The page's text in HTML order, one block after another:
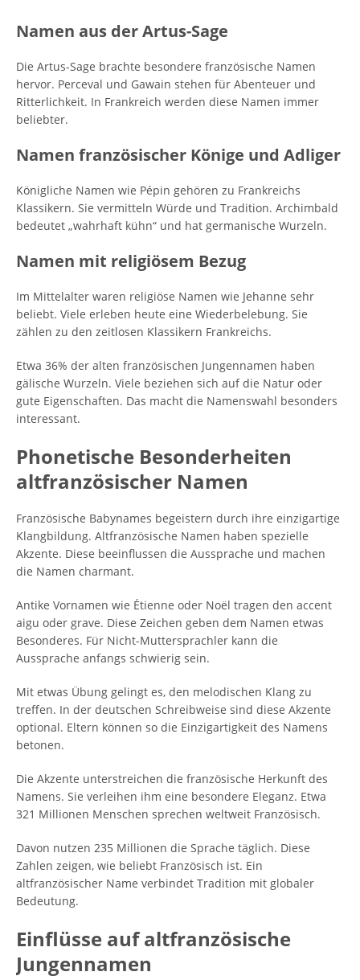
Namen aus der Artus-Sage
Die Artus-Sage brachte besondere französische Namen
hervor. Perceval und Gawain stehen für Abenteuer und
Ritterlichkeit. In Frankreich werden diese Namen immer
beliebter.
Namen französischer Könige und Adliger
Königliche Namen wie Pépin gehören zu Frankreichs
Klassikern. Sie vermitteln Würde und Tradition. Archimbald
bedeutet „wahrhaft kühn“ und hat germanische Wurzeln.
Namen mit religiösem Bezug
Im Mittelalter waren religiöse Namen wie Jehanne sehr
beliebt. Viele erleben heute eine Wiederbelebung. Sie
zählen zu den zeitlosen Klassikern Frankreichs.
Etwa 36% der alten französischen Jungennamen haben
gälische Wurzeln. Viele beziehen sich auf die Natur oder
gute Eigenschaften. Das macht die Namenswahl besonders
interessant.
Phonetische Besonderheiten
altfranzösischer Namen
Französische Babynames begeistern durch ihre einzigartige
Klangbildung. Altfranzösische Namen haben spezielle
Akzente. Diese beeinflussen die Aussprache und machen
die Namen charmant.
Antike Vornamen wie Étienne oder Noël tragen den accent
aigu oder grave. Diese Zeichen geben dem Namen etwas
Besonderes. Für Nicht-Muttersprachler kann die
Aussprache anfangs schwierig sein.
Mit etwas Übung gelingt es, den melodischen Klang zu
treffen. In der deutschen Schreibweise sind diese Akzente
optional. Eltern können so die Einzigartigkeit des Namens
betonen.
Die Akzente unterstreichen die französische Herkunft des
Namens. Sie verleihen ihm eine besondere Eleganz. Etwa
321 Millionen Menschen sprechen weltweit Französisch.
Davon nutzen 235 Millionen die Sprache täglich. Diese
Zahlen zeigen, wie beliebt Französisch ist. Ein
altfranzösischer Name verbindet Tradition mit globaler
Bedeutung.
Einflüsse auf altfranzösische
Jungennamen